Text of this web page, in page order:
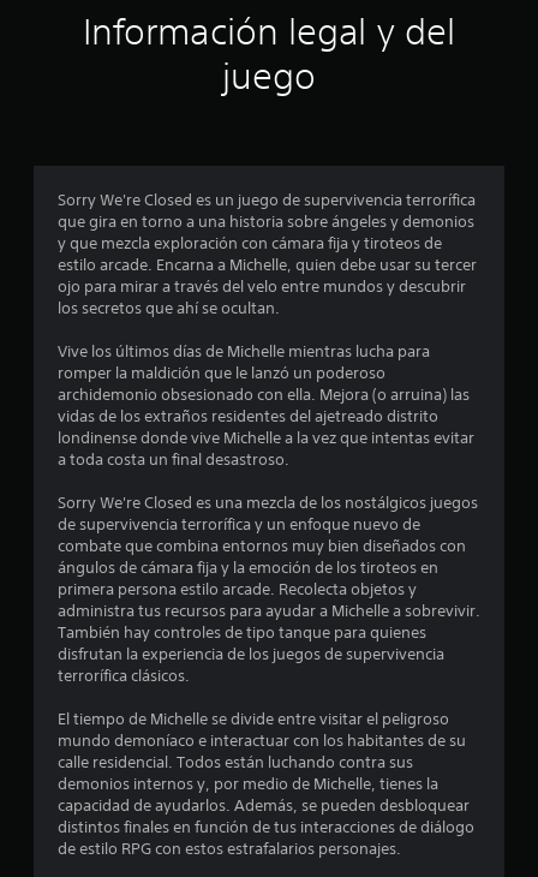
4
s
t
r
l
a
s
d
n
o
e
c
k
a
j
u
s
t
a
b
l
e
(
á
s
i
c
a
)
S
e
f
r
e
c
e
n
a
Información legal y del
juego
Sorry We're Closed es un juego de supervivencia terrorífica
que gira en torno a una historia sobre ángeles y demonios
y que mezcla exploración con cámara fija y tiroteos de
estilo arcade. Encarna a Michelle, quien debe usar su tercer
ojo para mirar a través del velo entre mundos y descubrir
los secretos que ahí se ocultan.
Vive los últimos días de Michelle mientras lucha para
romper la maldición que le lanzó un poderoso
archidemonio obsesionado con ella. Mejora (o arruina) las
vidas de los extraños residentes del ajetreado distrito
londinense donde vive Michelle a la vez que intentas evitar
a toda costa un final desastroso.
Sorry We're Closed es una mezcla de los nostálgicos juegos
de supervivencia terrorífica y un enfoque nuevo de
combate que combina entornos muy bien diseñados con
ángulos de cámara fija y la emoción de los tiroteos en
primera persona estilo arcade. Recolecta objetos y
administra tus recursos para ayudar a Michelle a sobrevivir.
También hay controles de tipo tanque para quienes
disfrutan la experiencia de los juegos de supervivencia
terrorífica clásicos.
El tiempo de Michelle se divide entre visitar el peligroso
mundo demoníaco e interactuar con los habitantes de su
calle residencial. Todos están luchando contra sus
demonios internos y, por medio de Michelle, tienes la
capacidad de ayudarlos. Además, se pueden desbloquear
distintos finales en función de tus interacciones de diálogo
de estilo RPG con estos estrafalarios personajes.